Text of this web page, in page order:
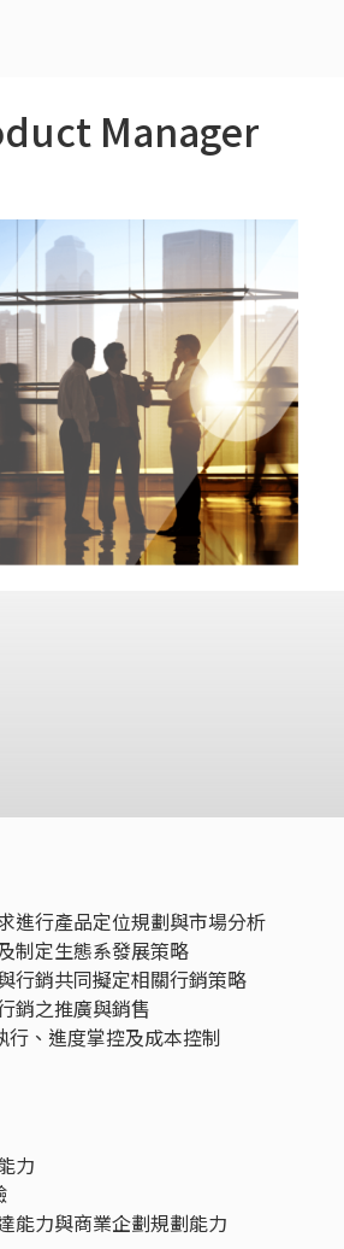
Manager
進行產品定位規劃與市場分析
制定生態系發展策略
行銷共同擬定相關行銷策略
銷之推廣與銷售
、進度掌控及成本控制
力
能力與商業企劃規劃能力